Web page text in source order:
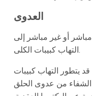
العدوى
أو غير مباشر إلى
التهاب كبيبات الكلى.
قد يتطور التهاب كبيبات
الشفاء من عدوى الحلق